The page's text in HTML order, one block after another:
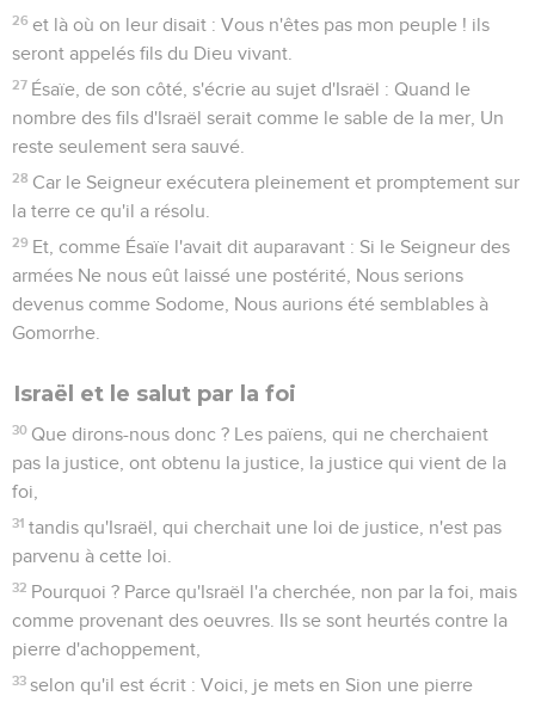
26 et là où on leur disait : Vous n'êtes pas mon peuple ! ils
seront appelés fils du Dieu vivant.
27 Ésaïe, de son côté, s'écrie au sujet d'Israël : Quand le
nombre des fils d'Israël serait comme le sable de la mer, Un
reste seulement sera sauvé.
28 Car le Seigneur exécutera pleinement et promptement sur
la terre ce qu'il a résolu.
29 Et, comme Ésaïe l'avait dit auparavant : Si le Seigneur des
armées Ne nous eût laissé une postérité, Nous serions
devenus comme Sodome, Nous aurions été semblables à
Gomorrhe.
Israël et le salut par la foi
30 Que dirons-nous donc ? Les païens, qui ne cherchaient
pas la justice, ont obtenu la justice, la justice qui vient de la
foi,
31 tandis qu'Israël, qui cherchait une loi de justice, n'est pas
parvenu à cette loi.
32 Pourquoi ? Parce qu'Israël l'a cherchée, non par la foi, mais
comme provenant des oeuvres. Ils se sont heurtés contre la
pierre d'achoppement,
33 selon qu'il est écrit : Voici, je mets en Sion une pierre